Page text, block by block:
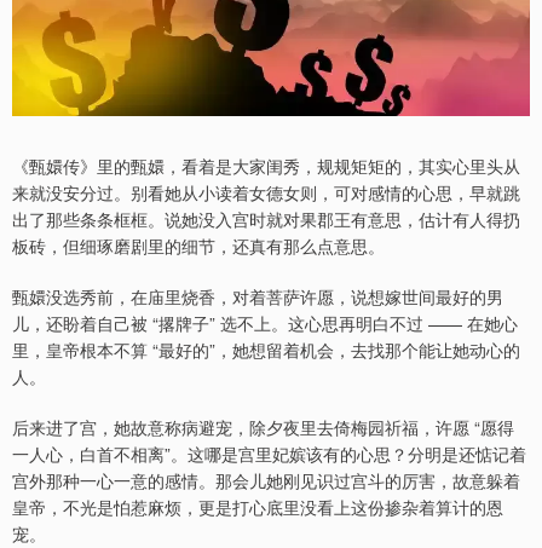
《甄嬛传》里的甄嬛，看着是大家闺秀，规规矩矩的，其实心里头从
来就没安分过。别看她从小读着女德女则，可对感情的心思，早就跳
出了那些条条框框。说她没入宫时就对果郡王有意思，估计有人得扔
板砖，但细琢磨剧里的细节，还真有那么点意思。
甄嬛没选秀前，在庙里烧香，对着菩萨许愿，说想嫁世间最好的男
儿，还盼着自己被 “撂牌子” 选不上。这心思再明白不过 —— 在她心
里，皇帝根本不算 “最好的”，她想留着机会，去找那个能让她动心的
人。
后来进了宫，她故意称病避宠，除夕夜里去倚梅园祈福，许愿 “愿得
一人心，白首不相离”。这哪是宫里妃嫔该有的心思？分明是还惦记着
宫外那种一心一意的感情。那会儿她刚见识过宫斗的厉害，故意躲着
皇帝，不光是怕惹麻烦，更是打心底里没看上这份掺杂着算计的恩
宠。